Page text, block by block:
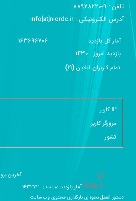
تلفن :‌ 9-88928220
آدرس الکترونیکی :‌ info[at]niordc.ir
آمار کل بازدید 163696706
بازديد امروز 1430
تمام کاربران آنلاين (
19
)
IP کاربر
مرورگر کاربر
کشور
آخرین
آمار بازدید سایت : 143272
دستور العمل نحوه ی بارگذاری محتوی وب سایت